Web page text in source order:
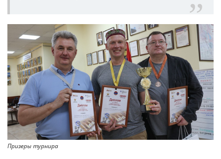
Призеры турнира